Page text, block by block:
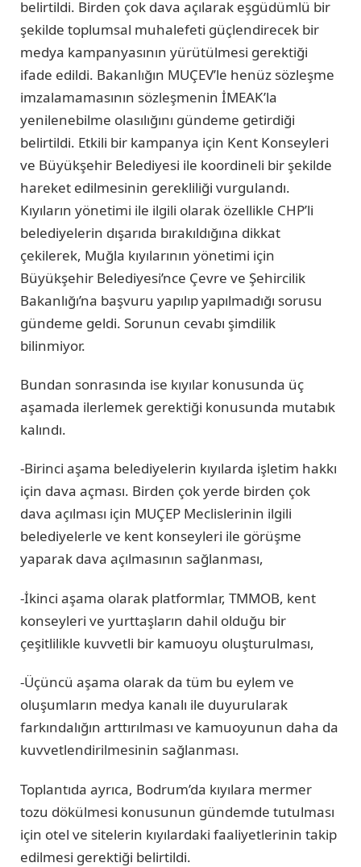
belirtildi. Birden çok dava açılarak eşgüdümlü bir
şekilde toplumsal muhalefeti güçlendirecek bir
medya kampanyasının yürütülmesi gerektiği
ifade edildi. Bakanlığın MUÇEV’le henüz sözleşme
imzalamamasının sözleşmenin İMEAK’la
yenilenebilme olasılığını gündeme getirdiği
belirtildi. Etkili bir kampanya için Kent Konseyleri
ve Büyükşehir Belediyesi ile koordineli bir şekilde
hareket edilmesinin gerekliliği vurgulandı.
Kıyıların yönetimi ile ilgili olarak özellikle CHP’li
belediyelerin dışarıda bırakıldığına dikkat
çekilerek, Muğla kıyılarının yönetimi için
Büyükşehir Belediyesi’nce Çevre ve Şehircilik
Bakanlığı’na başvuru yapılıp yapılmadığı sorusu
gündeme geldi. Sorunun cevabı şimdilik
bilinmiyor.
Bundan sonrasında ise kıyılar konusunda üç
aşamada ilerlemek gerektiği konusunda mutabık
kalındı.
-Birinci aşama belediyelerin kıyılarda işletim hakkı
için dava açması. Birden çok yerde birden çok
dava açılması için MUÇEP Meclislerinin ilgili
belediyelerle ve kent konseyleri ile görüşme
yaparak dava açılmasının sağlanması,
-İkinci aşama olarak platformlar, TMMOB, kent
konseyleri ve yurttaşların dahil olduğu bir
çeşitlilikle kuvvetli bir kamuoyu oluşturulması,
-Üçüncü aşama olarak da tüm bu eylem ve
oluşumların medya kanalı ile duyurularak
farkındalığın arttırılması ve kamuoyunun daha da
kuvvetlendirilmesinin sağlanması.
Toplantıda ayrıca, Bodrum’da kıyılara mermer
tozu dökülmesi konusunun gündemde tutulması
için otel ve sitelerin kıyılardaki faaliyetlerinin takip
edilmesi gerektiği belirtildi.